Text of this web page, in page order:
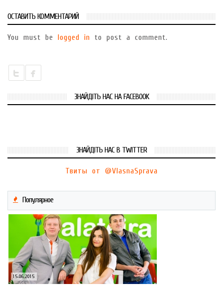
ОСТАВИТЬ КОММЕНТАРИЙ
You must be logged in to post a comment.
ЗНАЙДІТЬ НАС НА FACEBOOK
ЗНАЙДІТЬ НАС В TWITTER
Твиты от @VlasnaSprava
Популярное
15.06.2015